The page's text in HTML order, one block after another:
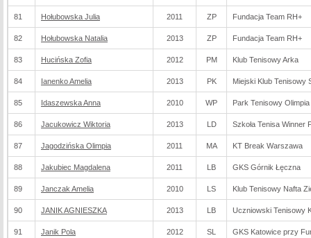
81 Hołubowska Julia 2011 ZP Fundacja Team RH+
82 Hołubowska Natalia 2013 ZP Fundacja Team RH+
83 Hucińska Zofia 2012 PM Klub Tenisowy Arka
84 Ianenko Amelia 2013 PK Miejski Klub Tenisowy
85 Idaszewska Anna 2010 WP Park Tenisowy
86 Jacukowicz Wiktoria 2013 LD Szkoła Tenisa Winner
87 Jagodzińska Olimpia 2011 MA KT Break Warszawa
88 Jakubiec Magdalena 2011 LB GKS Górnik Łęczna
89 Janczak Amelia 2010 LS Klub Tenisowy Nafta
90 JANIK AGNIESZKA 2013 LB Uczniowski Tenisowy
91 Janik Pola 2012 SL GKS Katowice przy